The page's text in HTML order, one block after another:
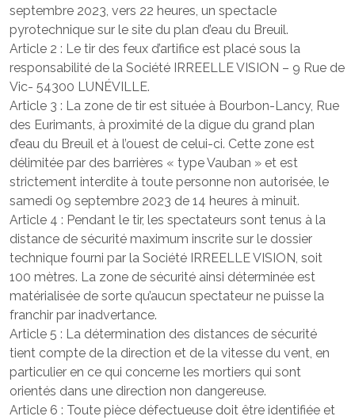
septembre 2023, vers 22 heures, un spectacle
pyrotechnique sur le site du plan d’eau du Breuil.
Article 2 : Le tir des feux d’artifice est placé sous la
responsabilité de la Société IRREELLE VISION – 9 Rue de
Vic- 54300 LUNÉVILLE.
Article 3 : La zone de tir est située à Bourbon-Lancy, Rue
des Eurimants, à proximité de la digue du grand plan
d’eau du Breuil et à l’ouest de celui-ci. Cette zone est
délimitée par des barrières « type Vauban » et est
strictement interdite à toute personne non autorisée, le
samedi 09 septembre 2023 de 14 heures à minuit.
Article 4 : Pendant le tir, les spectateurs sont tenus à la
distance de sécurité maximum inscrite sur le dossier
technique fourni par la Société IRREELLE VISION, soit
100 mètres. La zone de sécurité ainsi déterminée est
matérialisée de sorte qu’aucun spectateur ne puisse la
franchir par inadvertance.
Article 5 : La détermination des distances de sécurité
tient compte de la direction et de la vitesse du vent, en
particulier en ce qui concerne les mortiers qui sont
orientés dans une direction non dangereuse.
Article 6 : Toute pièce défectueuse doit être identifiée et